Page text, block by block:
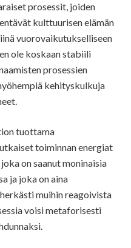
prosessit, joiden
kulttuurisen elämän
vuorovaikutukselliseen
ole koskaan stabiili
prosessien
kehityskulkuja
tuottama
toiminnan energiat
on saanut moninaisia
ja joka on aina
muihin reagoivista
voisi metaforisesti